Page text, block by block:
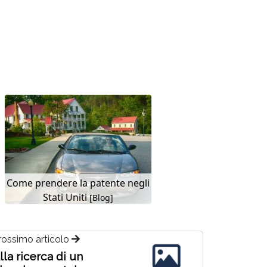
Come prendere la patente negli
Stati Uniti[Blog]
articolo
ricerca di un